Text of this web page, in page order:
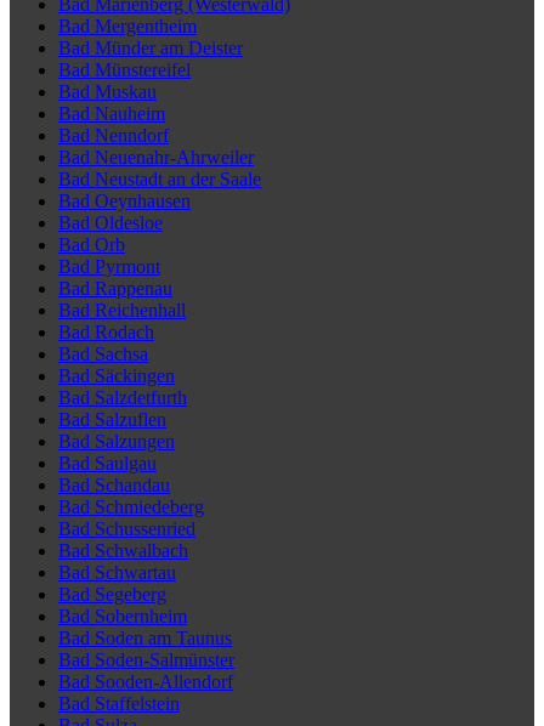
Bad Marienberg (Westerwald)
Bad Mergentheim
Bad Münder am Deister
Bad Münstereifel
Bad Muskau
Bad Nauheim
Bad Nenndorf
Bad Neuenahr-Ahrweiler
Bad Neustadt an der Saale
Bad Oeynhausen
Bad Oldesloe
Bad Orb
Bad Pyrmont
Bad Rappenau
Bad Reichenhall
Bad Rodach
Bad Sachsa
Bad Säckingen
Bad Salzdetfurth
Bad Salzuflen
Bad Salzungen
Bad Saulgau
Bad Schandau
Bad Schmiedeberg
Bad Schussenried
Bad Schwalbach
Bad Schwartau
Bad Segeberg
Bad Sobernheim
Bad Soden am Taunus
Bad Soden-Salmünster
Bad Sooden-Allendorf
Bad Staffelstein